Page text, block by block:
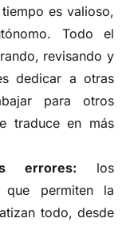
es valioso,
Todo el
revisando y
dedicar a otras
para otros
traduce en más
errores: los
que permiten la
todo, desde